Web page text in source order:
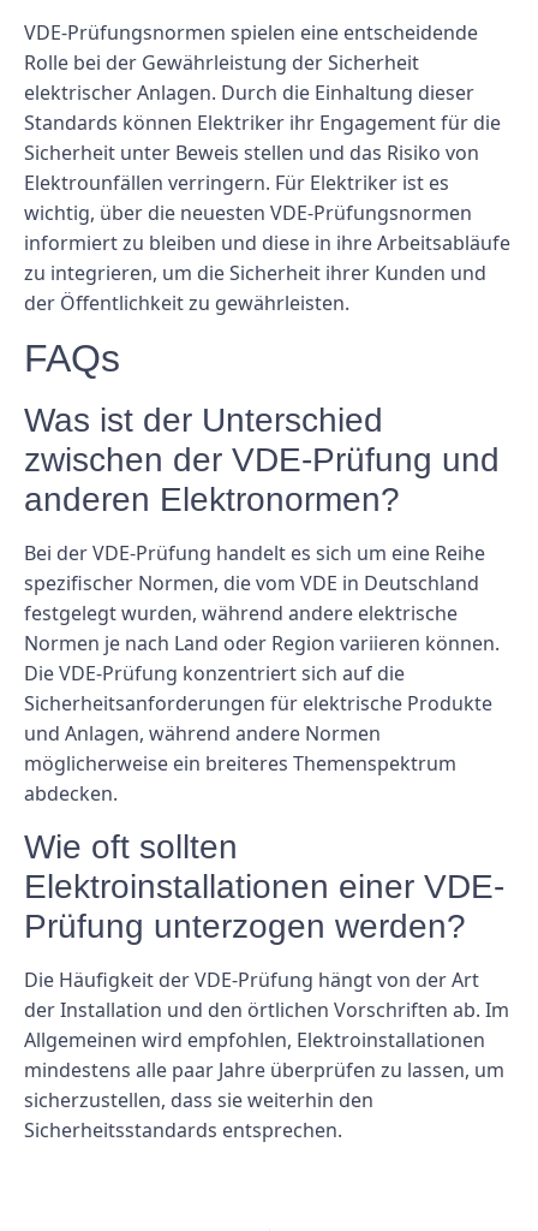
VDE-Prüfungsnormen spielen eine entscheidende
Rolle bei der Gewährleistung der Sicherheit
elektrischer Anlagen. Durch die Einhaltung dieser
Standards können Elektriker ihr Engagement für die
Sicherheit unter Beweis stellen und das Risiko von
Elektrounfällen verringern. Für Elektriker ist es
wichtig, über die neuesten VDE-Prüfungsnormen
informiert zu bleiben und diese in ihre Arbeitsabläufe
zu integrieren, um die Sicherheit ihrer Kunden und
der Öffentlichkeit zu gewährleisten.
FAQs
Was ist der Unterschied
zwischen der VDE-Prüfung und
anderen Elektronormen?
Bei der VDE-Prüfung handelt es sich um eine Reihe
spezifischer Normen, die vom VDE in Deutschland
festgelegt wurden, während andere elektrische
Normen je nach Land oder Region variieren können.
Die VDE-Prüfung konzentriert sich auf die
Sicherheitsanforderungen für elektrische Produkte
und Anlagen, während andere Normen
möglicherweise ein breiteres Themenspektrum
abdecken.
Wie oft sollten
Elektroinstallationen einer VDE-
Prüfung unterzogen werden?
Die Häufigkeit der VDE-Prüfung hängt von der Art
der Installation und den örtlichen Vorschriften ab. Im
Allgemeinen wird empfohlen, Elektroinstallationen
mindestens alle paar Jahre überprüfen zu lassen, um
sicherzustellen, dass sie weiterhin den
Sicherheitsstandards entsprechen.